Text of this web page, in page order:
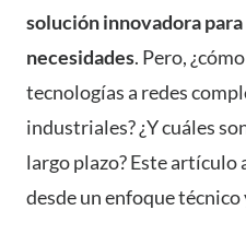
solución innovadora
necesidades. Pero,
tecnologías a redes
industriales? ¿Y cuáles
largo plazo? Este artículo
desde un enfoque técnico